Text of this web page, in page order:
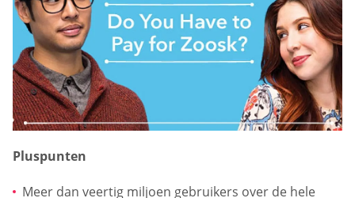
Pluspunten
Meer dan veertig miljoen gebruikers over de hele